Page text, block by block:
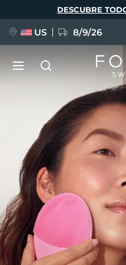
DESCUBRE
US 8/9/26
NUEVO
FAQ™ Pure Beauty-
BREAKING NEWS
issa™ Teeth
Idioma
English
Français
Polski
Türkçe
简体中